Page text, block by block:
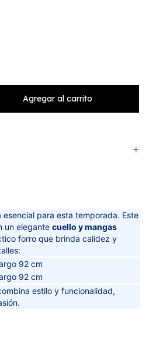
esencial para esta temporada. Este
un elegante cuello y mangas
forro que brinda calidez y
92 cm
92 cm
estilo y funcionalidad,